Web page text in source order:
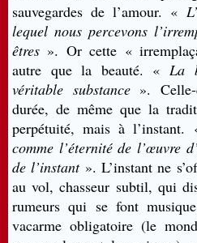
sauvegardes de l’amour. «
lequel nous percevons
êtres ». Or cette «
autre que la beauté. « La
véritable substance». Celle-
durée, de même que la
perpétuité, mais à l’instant.
comme l’éternité de l’œuvre
de l’instant ». L’instant ne
au vol, chasseur subtil, qui
rumeurs qui se font
vacarme obligatoire (le